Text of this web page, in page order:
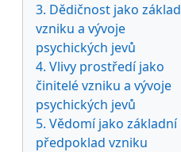
3. Dědičnost jako základ
vzniku a vývoje
psychických jevů
4. Vlivy prostředí jako
činitelé vzniku a vývoje
psychických jevů
5. Vědomí jako základní
předpoklad vzniku